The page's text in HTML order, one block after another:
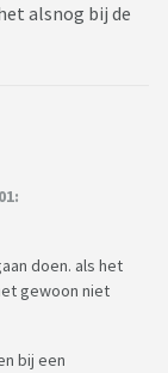
alsnog bij de
doen. als het
gewoon niet
bij een